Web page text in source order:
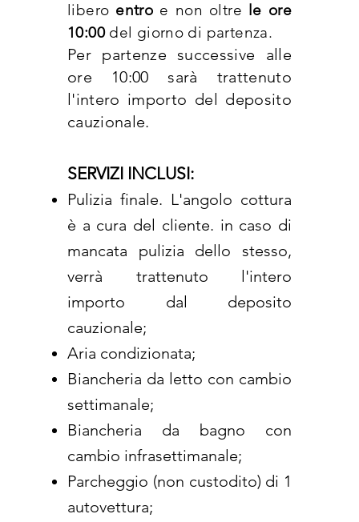
libero entro e non oltre le ore
10:00del giorno di partenza.
Per partenze successive alle
ore 10:00 sarà trattenuto
l'intero importo del deposito
cauzionale.
SERVIZI INCLUSI:
​Pulizia finale. L'angolo cottura
è a cura del cliente. in caso di
mancata pulizia dello stesso,
verrà trattenuto l'intero
importo dal deposito
cauzionale;
Aria condizionata;
Biancheria da letto con cambio
settimanale;
Biancheria da bagno con
cambio infrasettimanale;
Parcheggio (non custodito) di 1
autovettura;